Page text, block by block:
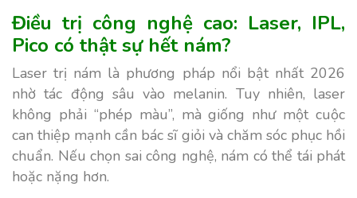
Điều trị công nghệ cao: Laser, IPL,
Pico có thật sự hết nám?
Laser trị nám là phương pháp nổi bật nhất 2026
nhờ tác động sâu vào melanin. Tuy nhiên, laser
không phải “phép màu”, mà giống như một cuộc
can thiệp mạnh cần bác sĩ giỏi và chăm sóc phục hồi
chuẩn. Nếu chọn sai công nghệ, nám có thể tái phát
hoặc nặng hơn.